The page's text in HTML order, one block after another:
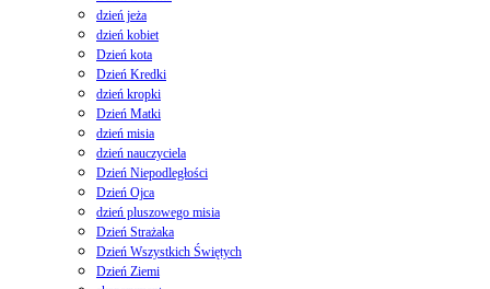
dzień jeża
dzień kobiet
Dzień kota
Dzień Kredki
dzień kropki
Dzień Matki
dzień misia
dzień nauczyciela
Dzień Niepodległości
Dzień Ojca
dzień pluszowego misia
Dzień Strażaka
Dzień Wszystkich Świętych
Dzień Ziemi